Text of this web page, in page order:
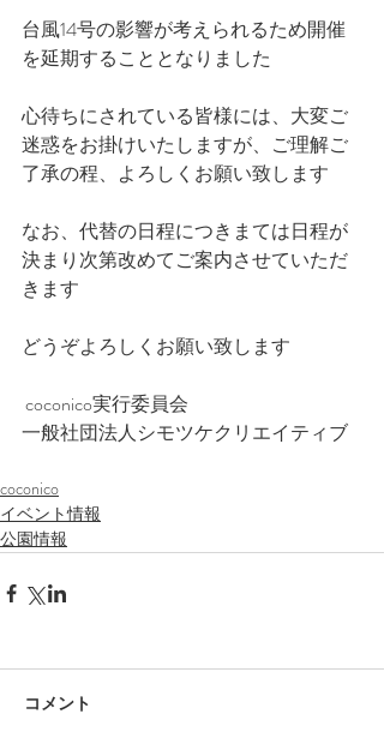
台風14号の影響が考えられるため開催
を延期することとなりました
心待ちにされている皆様には、大変ご
迷惑をお掛けいたしますが、ご理解ご
了承の程、よろしくお願い致します
なお、代替の日程につきまては日程が
決まり次第改めてご案内させていただ
きます
どうぞよろしくお願い致します
coconico実行委員会
一般社団法人シモツケクリエイティブ
coconico
イベント情報
公園情報
コメント